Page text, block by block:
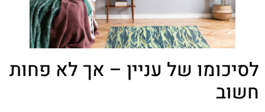
לסיכומו של עניין – אך לא פחות
חשוב